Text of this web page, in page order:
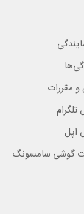
و مقررات
اپل
گوشی سامسونگ